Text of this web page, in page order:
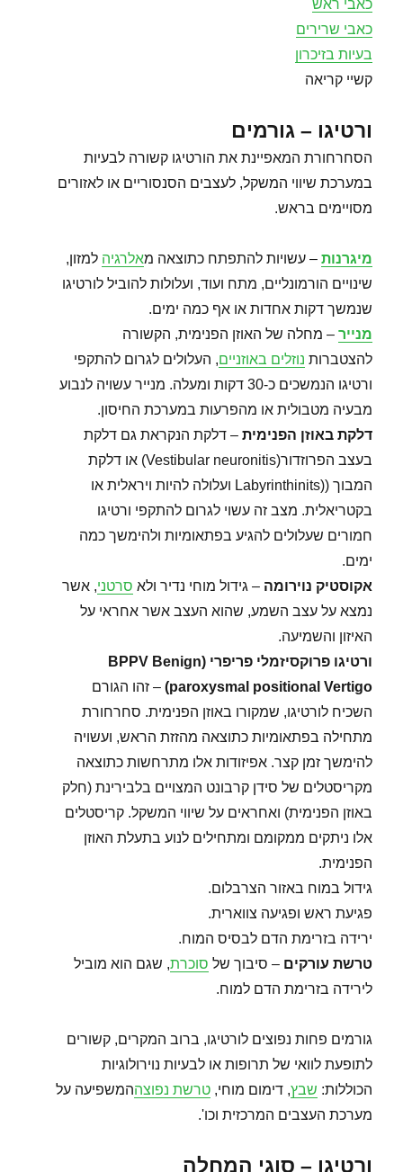
כאבי ראש
כאבי שרירים
בעיות בזיכרון
קשיי קריאה
ורטיגו – גורמים
הסחרחורת המאפיינת את הורטיגו קשורה לבעיות
במערכת שיווי המשקל, לעצבים הסנסוריים או לאזורים
מסויימים בראש.
מיגרנות – עשויות להתפתח כתוצאה מאלרגיה למזון,
שינויים הורמונליים, מתח ועוד, ועלולות להוביל לורטיגו
שנמשך דקות אחדות או אף כמה ימים.
מנייר – מחלה של האוזן הפנימית, הקשורה
להצטברות נוזלים באוזניים, העלולים לגרום להתקפי
ורטיגו הנמשכים כ-30 דקות ומעלה. מנייר עשויה לנבוע
מבעיה מטבולית או מהפרעות במערכת החיסון.
דלקת באוזן הפנימית – דלקת הנקראת גם דלקת
בעצב הפרוזדור(Vestibular neuronitis) או דלקת
המבוך ((Labyrinthinits ועלולה להיות ויראלית או
בקטריאלית. מצב זה עשוי לגרום להתקפי ורטיגו
חמורים שעלולים להגיע בפתאומיות ולהימשך כמה
ימים.
אקוסטיק נוירומה – גידול מוחי נדיר ולא סרטני, אשר
נמצא על עצב השמע, שהוא העצב אשר אחראי על
האיזון והשמיעה.
ורטיגו פרוקסיזמלי פריפרי
(BPPV Benign
paroxysmal positional Vertigo) – זהו הגורם
השכיח לורטיגו, שמקורו באוזן הפנימית. סחרחורת
מתחילה בפתאומיות כתוצאה מהזזת הראש, ועשויה
להימשך זמן קצר. אפיזודות אלו מתרחשות כתוצאה
מקריסטלים של סידן קרבונט המצויים בלבירינת (חלק
באוזן הפנימית) ואחראים על שיווי המשקל. קריסטלים
אלו ניתקים ממקומם ומתחילים לנוע בתעלת האוזן
הפנימית.
גידול במוח באזור הצרבלום.
פגיעת ראש ופגיעה צווארית.
ירידה בזרימת הדם לבסיס המוח.
טרשת עורקים – סיבוך של סוכרת, שגם הוא מוביל
לירידה בזרימת הדם למוח.
גורמים פחות נפוצים לורטיגו, ברוב המקרים, קשורים
לתופעת לוואי של תרופות או לבעיות נוירולוגיות
הכוללות: שבץ, דימום מוחי,טרשת נפוצההמשפיעה על
מערכת העצבים המרכזית וכו'.
ורטיגו – סוגי המחלה